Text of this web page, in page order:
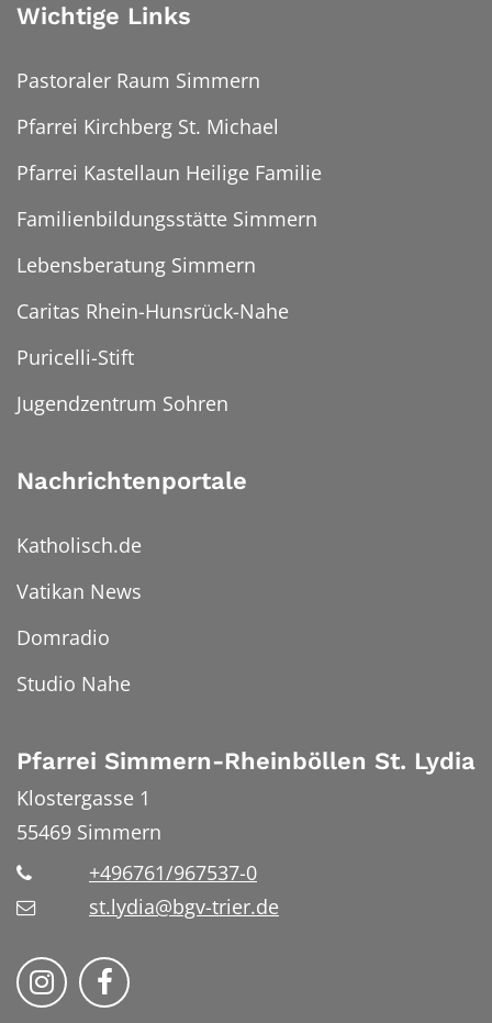
Wichtige Links
Pastoraler Raum Simmern
Pfarrei Kirchberg St. Michael
Pfarrei Kastellaun Heilige Familie
Familienbildungsstätte Simmern
Lebensberatung Simmern
Caritas Rhein-Hunsrück-Nahe
Puricelli-Stift
Jugendzentrum Sohren
Nachrichtenportale
Katholisch.de
Vatikan News
Domradio
Studio Nahe
Pfarrei Simmern-Rheinböllen St. Lydia
Klostergasse 1
55469 Simmern
+496761/967537-0
st.lydia@bgv-trier.de
Wir auf Instragram
Wir auf Facebook